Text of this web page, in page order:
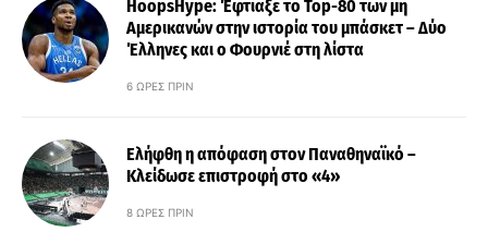
HoopsHype: Έφτιαξε το Top-80 των μη
Αμερικανών στην ιστορία του μπάσκετ – Δύο
Έλληνες και ο Φουρνιέ στη λίστα
6 ΏΡΕΣ ΠΡΙΝ
Ελήφθη η απόφαση στον Παναθηναϊκό –
Κλείδωσε επιστροφή στο «4»
8 ΏΡΕΣ ΠΡΙΝ